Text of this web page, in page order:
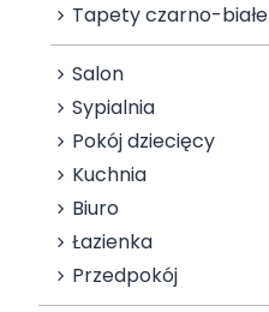
Tapety czarno-białe
Salon
Sypialnia
Pokój dziecięcy
Kuchnia
Biuro
Łazienka
Przedpokój